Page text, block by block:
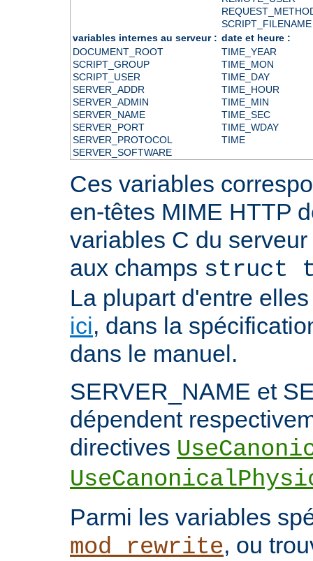
SCRIPT_FILENAME
variables internes au serveur : date et heure :
DOCUMENT_ROOT
SCRIPT_GROUP
SCRIPT_USER
SERVER_ADDR
SERVER_ADMIN
SERVER_NAME
SERVER_PORT
SERVER_PROTOCOL
SERVER_SOFTWARE
TIME_YEAR
TIME_MON
TIME_DAY
TIME_HOUR
TIME_MIN
TIME_SEC
TIME_WDAY
TIME
Ces variables
en-têtes MIME HTTP
variables C du
aux champs struct
La plupart d'entre
ici, dans la
dans le manuel.
SERVER_NAME et
dépendent
directives
Parmi les variables
mod_rewrite, ou